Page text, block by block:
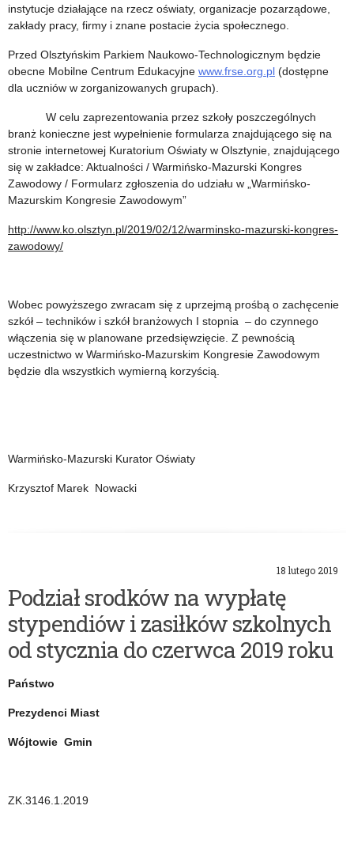
instytucje działające na rzecz oświaty, organizacje pozarządowe,
zakłady pracy, firmy i znane postacie życia społecznego.
Przed Olsztyńskim Parkiem Naukowo-Technologicznym będzie
obecne Mobilne Centrum Edukacyjne www.frse.org.pl (dostępne
dla uczniów w zorganizowanych grupach).
W celu zaprezentowania przez szkoły poszczególnych
branż konieczne jest wypełnienie formularza znajdującego się na
stronie internetowej Kuratorium Oświaty w Olsztynie, znajdującego
się w zakładce: Aktualności / Warmińsko-Mazurski Kongres
Zawodowy / Formularz zgłoszenia do udziału w „Warmińsko-
Mazurskim Kongresie Zawodowym”
http://www.ko.olsztyn.pl/2019/02/12/warminsko-mazurski-kongres-
zawodowy/
Wobec powyższego zwracam się z uprzejmą prośbą o zachęcenie
szkół – techników i szkół branżowych I stopnia – do czynnego
włączenia się w planowane przedsięwzięcie. Z pewnością
uczestnictwo w Warmińsko-Mazurskim Kongresie Zawodowym
będzie dla wszystkich wymierną korzyścią.
Warmińsko-Mazurski Kurator Oświaty
Krzysztof Marek Nowacki
18 lutego 2019
Podział srodków na wypłatę
stypendiów i zasiłków szkolnych
od stycznia do czerwca 2019 roku
Państwo
Prezydenci Miast
Wójtowie Gmin
ZK.3146.1.2019